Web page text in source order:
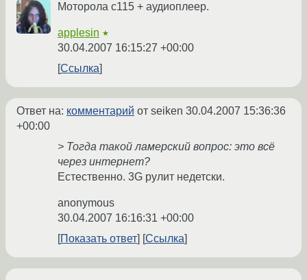
Моторола с115 + аудиоплеер.
applesin ★
30.04.2007 16:15:27 +00:00
Ссылка
Ответ на: комментарий от seiken 30.04.2007 15:36:36
+00:00
> Тогда такой ламерский вопрос: это всё
через интернет?
Естественно. 3G рулит недетски.
anonymous
30.04.2007 16:16:31 +00:00
Показать ответ
Ссылка